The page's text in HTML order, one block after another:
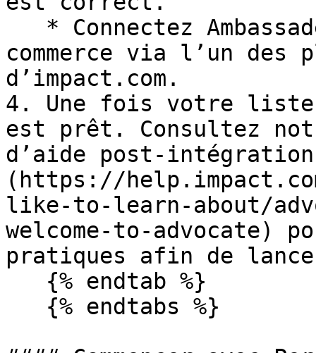
commerce via l’un
d’impact.com.
4. Une fois votre
est prêt. Consultez
d’aide post-
(https://
like-to-learn-about/
welcome-to-advocate)
pratiques afin de